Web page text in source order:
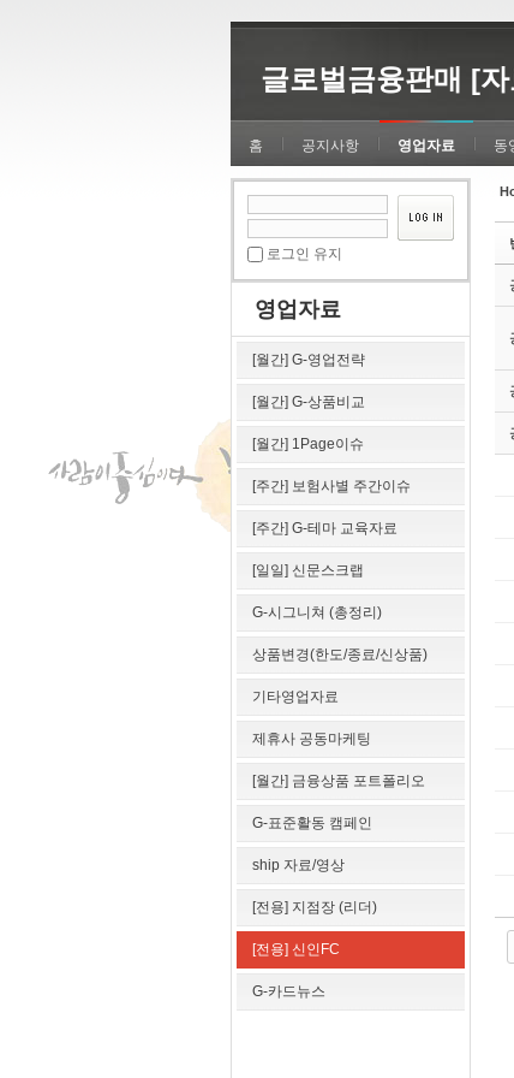
글로벌금융판매 [
홈 공지사항 영업자료 동
로그인 유지
영업자료
[월간] G-영업전략
[월간] G-상품비교
[월간] 1Page이슈
[주간] 보험사별 주간이슈
[주간] G-테마 교육자료
[일일] 신문스크랩
G-시그니쳐 (총정리)
상품변경(한도/종료/신상품)
기타영업자료
제휴사 공동마케팅
[월간] 금융상품 포트폴리오
G-표준활동 캠페인
ship 자료/영상
[전용] 지점장 (리더)
[전용] 신인FC
G-카드뉴스
Sketchbook5, 스케치북5
Sketchbook5, 스케치북5
Sketchbook5, 스케치북5
Sketchbook5, 스케치북5